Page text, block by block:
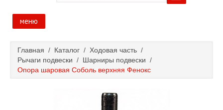
меню
Каталог
Главная / Каталог / Ходовая часть /
Рычаги подвески / Шарниры подвески /
Опора шаровая Соболь верхняя Фенокс